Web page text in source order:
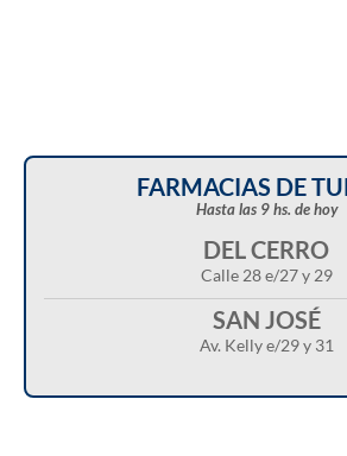
FARMACIAS DE
Hasta las 9 hs. de hoy
DEL CERRO
Calle 28 e/27 y 29
SAN JOSÉ
Av. Kelly e/29 y 31